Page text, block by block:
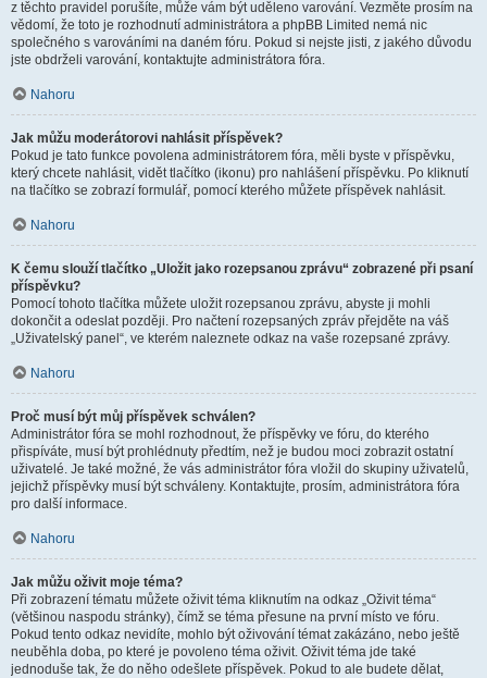
z těchto pravidel porušíte, může vám být uděleno varování. Vezměte prosím na
vědomí, že toto je rozhodnutí administrátora a phpBB Limited nemá nic
společného s varováními na daném fóru. Pokud si nejste jisti, z jakého důvodu
jste obdrželi varování, kontaktujte administrátora fóra.
Nahoru
Jak můžu moderátorovi nahlásit příspěvek?
Pokud je tato funkce povolena administrátorem fóra, měli byste v příspěvku,
který chcete nahlásit, vidět tlačítko (ikonu) pro nahlášení příspěvku. Po kliknutí
na tlačítko se zobrazí formulář, pomocí kterého můžete příspěvek nahlásit.
Nahoru
K čemu slouží tlačítko „Uložit jako rozepsanou zprávu“ zobrazené při psaní
příspěvku?
Pomocí tohoto tlačítka můžete uložit rozepsanou zprávu, abyste ji mohli
dokončit a odeslat později. Pro načtení rozepsaných zpráv přejděte na váš
„Uživatelský panel“, ve kterém naleznete odkaz na vaše rozepsané zprávy.
Nahoru
Proč musí být můj příspěvek schválen?
Administrátor fóra se mohl rozhodnout, že příspěvky ve fóru, do kterého
přispíváte, musí být prohlédnuty předtím, než je budou moci zobrazit ostatní
uživatelé. Je také možné, že vás administrátor fóra vložil do skupiny uživatelů,
jejichž příspěvky musí být schváleny. Kontaktujte, prosím, administrátora fóra
pro další informace.
Nahoru
Jak můžu oživit moje téma?
Při zobrazení tématu můžete oživit téma kliknutím na odkaz „Oživit téma“
(většinou naspodu stránky), čímž se téma přesune na první místo ve fóru.
Pokud tento odkaz nevidíte, mohlo být oživování témat zakázáno, nebo ještě
neuběhla doba, po které je povoleno téma oživit. Oživit téma jde také
jednoduše tak, že do něho odešlete příspěvek. Pokud to ale budete dělat,